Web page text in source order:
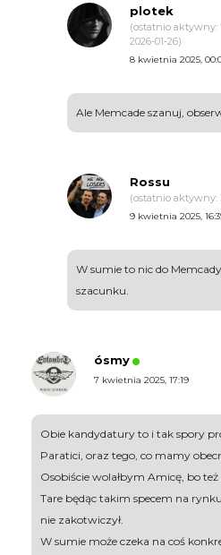
plotek
(ostatnio aktywny:
2026-01-26)
8 kwietnia 2025,
Ale Memcade szanuj,
Rossu
(ostatnio aktywny:
9 kwietnia 2025,
W sumie to nic do
szacunku.
ósmy
7 kwietnia 2025, 17:19
Obie kandydatury to i tak spory
Paratici, oraz tego, co mamy
Osobiście wolałbym Amicę, bo
Tare będąc takim specem na
nie zakotwiczył.
W sumie może czeka na coś